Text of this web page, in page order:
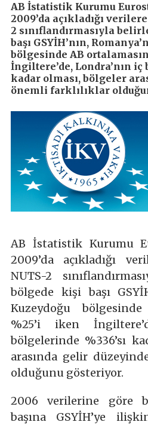
AB İstatistik Kurumu
2009’da açıkladığı
2 sınıflandırmasıyla
başı GSYİH’nın,
bölgesinde AB
İngiltere’de, Londra’nın iç
kadar olması, bölgeler
önemli farklılıklar
AB İstatistik Kurumu
2009’da açıkladığı
NUTS-2
bölgede kişi başı
Kuzeydoğu
%25’i iken
bölgelerinde %336’sı
arasında gelir
olduğunu gösteriyor.
2006 verilerine göre
başına GSYİH’ye